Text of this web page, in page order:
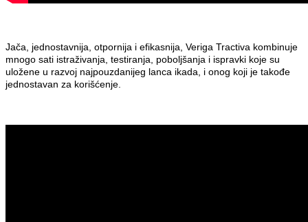
Jača, jednostavnija, otpornija i efikasnija, Veriga Tractiva kombinuje
mnogo sati istraživanja, testiranja, poboljšanja i ispravki koje su
uložene u razvoj najpouzdanijeg lanca ikada, i onog koji je takođe
jednostavan za korišćenje.